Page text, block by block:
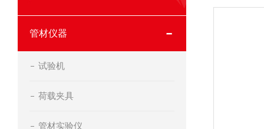
管材仪器
试验机
荷载夹具
管材实验仪